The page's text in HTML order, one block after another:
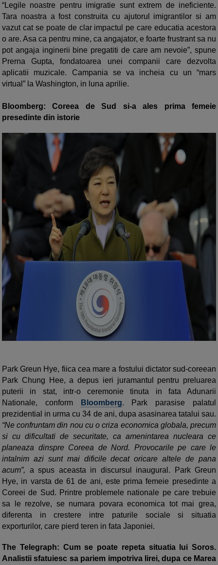
“Legile noastre pentru imigratie sunt extrem de ineficiente.
Tara noastra a fost construita cu ajutorul imigrantilor si am
vazut cat se poate de clar impactul pe care educatia acestora
o are. Asa ca pentru mine, ca angajator, e foarte frustrant sa nu
pot angaja inginerii bine pregatiti de care am nevoie”, spune
Prerna Gupta, fondatoarea unei companii care dezvolta
aplicatii muzicale. Campania se va incheia cu un “mars
virtual” la Washington, in luna aprilie.
Bloomberg: Coreea de Sud si-a ales prima femeie
presedinte din istorie
Park Greun Hye, fiica cea mare a fostului dictator sud-coreean
Park Chung Hee, a depus ieri juramantul pentru preluarea
puterii in stat, intr-o ceremonie tinuta in fata Adunarii
Nationale, conform
Bloomberg. Park parasise palatul
prezidential in urma cu 34 de ani, dupa asasinarea tatalui sau.
“Ne confruntam din nou cu o criza economica globala, precum
si cu dificultati de securitate, ca amenintarea nucleara ce
planeaza dinspre Coreea de Nord. Provocarile pe care le
intalnim azi sunt mai dificile decat oricare altele de pana
acum”, a spus aceasta in discursul inaugural. Park Greun
Hye, in varsta de 61 de ani, este prima femeie presedinte a
Coreei de Sud. Printre problemele nationale pe care trebuie
sa le rezolve, se numara povara economica tot mai grea,
diferenta in crestere intre paturile sociale si situatia
exporturilor, care pierd teren in fata Japoniei.
The Telegraph: Cum se poate repeta situatia lui Soros.
Analistii sfatuiesc sa pariem impotriva lirei, dupa ce Marea